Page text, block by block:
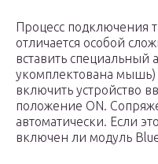
Процесс подключения
отличается особой
вставить специальный
укомплектована мышь)
включить устройство
положение ON.
автоматически. Если
включен ли модуль